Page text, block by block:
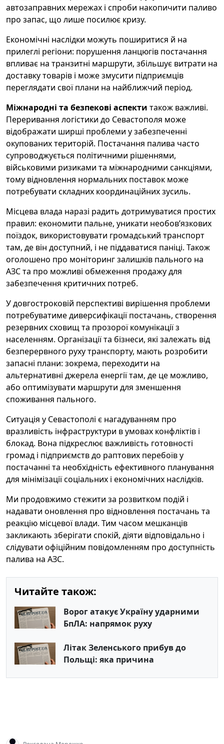
автозаправних мережах і спроби накопичити паливо
про запас, що лише посилює кризу.
Економічні наслідки можуть поширитися й на
прилеглі регіони: порушення ланцюгів постачання
впливає на транзитні маршрути, збільшує витрати на
доставку товарів і може змусити підприємців
переглядати свої плани на найближчий період.
Міжнародні та безпекові аспекти також важливі.
Переривання логістики до Севастополя може
відображати ширші проблеми у забезпеченні
окупованих територій. Постачання палива часто
супроводжується політичними рішеннями,
військовими ризиками та міжнародними санкціями,
тому відновлення нормальних поставок може
потребувати складних координаційних зусиль.
Місцева влада наразі радить дотримуватися простих
правил: економити пальне, уникати необов’язкових
поїздок, використовувати громадський транспорт
там, де він доступний, і не піддаватися паніці. Також
оголошено про моніторинг залишків пального на
АЗС та про можливі обмеження продажу для
забезпечення критичних потреб.
У довгостроковій перспективі вирішення проблеми
потребуватиме диверсифікації постачань, створення
резервних сховищ та прозорої комунікації з
населенням. Організації та бізнеси, які залежать від
безперервного руху транспорту, мають розробити
запасні плани: зокрема, переходити на
альтернативні джерела енергії там, де це можливо,
або оптимізувати маршрути для зменшення
споживання пального.
Ситуація у Севастополі є нагадуванням про
вразливість інфраструктури в умовах конфліктів і
блокад. Вона підкреслює важливість готовності
громад і підприємств до раптових перебоїв у
постачанні та необхідність ефективного планування
для мінімізації соціальних і економічних наслідків.
Ми продовжимо стежити за розвитком подій і
надавати оновлення про відновлення постачань та
реакцію місцевої влади. Тим часом мешканців
закликають зберігати спокій, діяти відповідально і
слідувати офіційним повідомленням про доступність
палива на АЗС.
Читайте також:
Ворог атакує Україну ударними
БпЛА: напрямок руху
Літак Зеленського прибув до
Польщі: яка причина